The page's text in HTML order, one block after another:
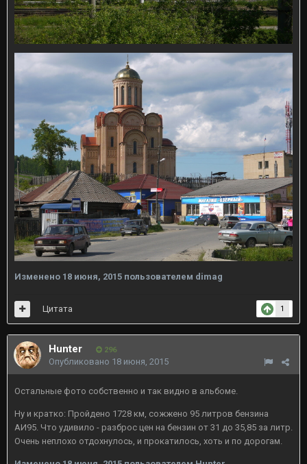
Изменено 18 июня, 2015 пользователем dimag
1
Цитата
Hunter 296
Опубликовано 18 июня, 2015
Остальные фото собственно и так видно в альбоме.
Ну и кратко: Пройдено 1728 км, сожжено 95 литров бензина
АИ95. Что удивило - разброс цен на бензин от 31 до 35,85 за литр.
Очень неплохо отдохнулось, и прокатилось, хоть и по дорогам.